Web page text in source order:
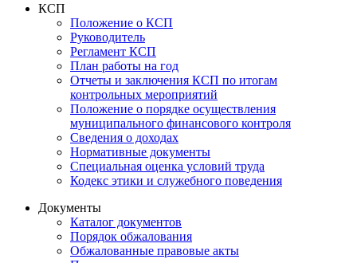
КСП
Положение о КСП
Руководитель
Регламент КСП
План работы на год
Отчеты и заключения КСП по итогам
контрольных мероприятий
Положение о порядке осуществления
муниципального финансового контроля
Сведения о доходах
Нормативные документы
Специальная оценка условий труда
Кодекс этики и служебного поведения
Документы
Каталог документов
Порядок обжалования
Обжалованные правовые акты